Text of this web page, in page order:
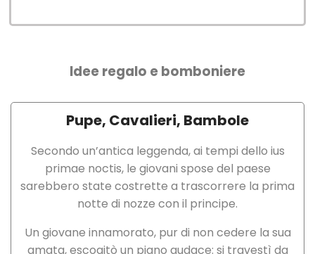
Idee regalo e bomboniere
Pupe, Cavalieri, Bambole
Secondo un’antica leggenda, ai tempi dello ius
primae noctis, le giovani spose del paese
sarebbero state costrette a trascorrere la prima
notte di nozze con il principe.
Un giovane innamorato, pur di non cedere la sua
amata, escogitò un piano audace: si travestì da